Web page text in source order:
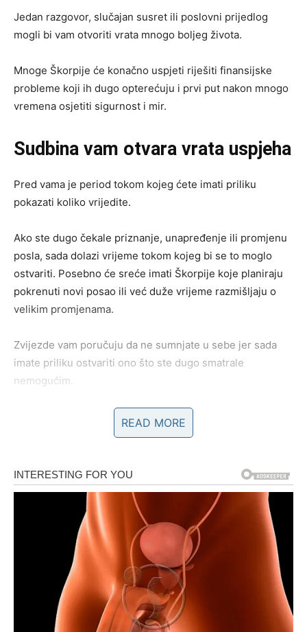
Jedan razgovor, slučajan susret ili poslovni prijedlog
mogli bi vam otvoriti vrata mnogo boljeg života.
Mnoge Škorpije će konačno uspjeti riješiti finansijske
probleme koji ih dugo opterećuju i prvi put nakon mnogo
vremena osjetiti sigurnost i mir.
Sudbina vam otvara vrata uspjeha
Pred vama je period tokom kojeg ćete imati priliku
pokazati koliko vrijedite.
Ako ste dugo čekale priznanje, unapređenje ili promjenu
posla, sada dolazi vrijeme tokom kojeg bi se to moglo
ostvariti. Posebno će sreće imati Škorpije koje planiraju
pokrenuti novi posao ili već duže vrijeme razmišljaju o
velikim promjenama.
Zvijezde vam poručuju da ne sumnjate u sebe jer sada
imate priliku ostvariti ono što ste dugo smatrale
nemogućim.
Nova ljubav vam dolazi onda kada
je najmanje očekujete
READ MORE